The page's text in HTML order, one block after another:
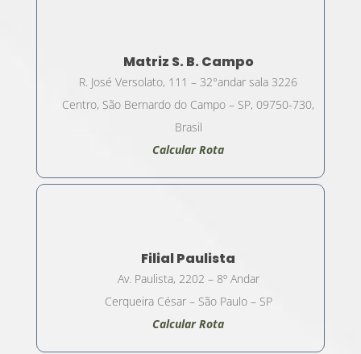
Matriz S. B. Campo
R. José Versolato, 111 – 32°andar sala 3226
Centro, São Bernardo do Campo – SP, 09750-730,
Brasil
Calcular Rota
Filial Paulista
Av. Paulista, 2202 – 8º Andar
Cerqueira César – São Paulo – SP
Calcular Rota